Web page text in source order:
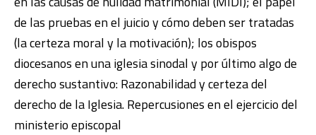
de las pruebas en el juicio y cómo deben ser tratadas
(la certeza moral y la motivación); los obispos
diocesanos en una iglesia sinodal y por último algo de
derecho sustantivo: Razonabilidad y certeza del
derecho de la Iglesia. Repercusiones en el ejercicio del
ministerio episcopal